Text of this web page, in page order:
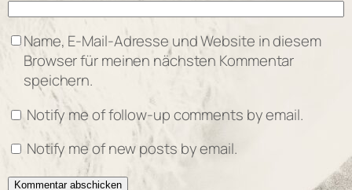
Name, E-Mail-Adresse und Website in diesem
Browser für meinen nächsten Kommentar
speichern.
Notify me of follow-up comments by email.
Notify me of new posts by email.